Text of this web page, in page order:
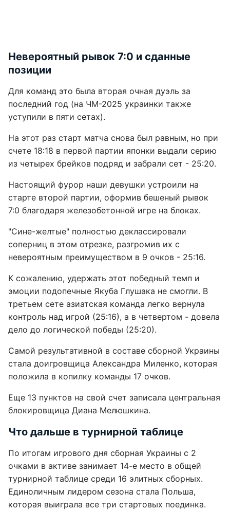
Невероятный рывок 7:0 и сданные
позиции
Для команд это была вторая очная дуэль за
последний год (на ЧМ-2025 украинки также
уступили в пяти сетах).
На этот раз старт матча снова был равным, но при
счете 18:18 в первой партии японки выдали серию
из четырех брейков подряд и забрали сет - 25:20.
Настоящий фурор наши девушки устроили на
старте второй партии, оформив бешеный рывок
7:0 благодаря железобетонной игре на блоках.
"Сине-желтые" полностью деклассировали
соперниц в этом отрезке, разгромив их с
невероятным преимуществом в 9 очков - 25:16.
К сожалению, удержать этот победный темп и
эмоции подопечные Якуба Глушака не смогли. В
третьем сете азиатская команда легко вернула
контроль над игрой (25:16), а в четвертом - довела
дело до логической победы (25:20).
Самой результативной в составе сборной Украины
стала доигровщица Александра Миленко, которая
положила в копилку команды 17 очков.
Еще 13 пунктов на свой счет записала центральная
блокировщица Диана Мелюшкина.
Что дальше в турнирной таблице
По итогам игрового дня сборная Украины с 2
очками в активе занимает 14-е место в общей
турнирной таблице среди 16 элитных сборных.
Единоличным лидером сезона стала Польша,
которая выиграла все три стартовых поединка.